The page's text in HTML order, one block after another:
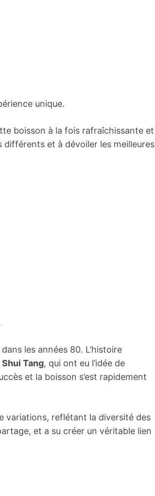
unique.
boisson à la fois rafraîchissante et
et à dévoiler les meilleures
dans les années 80. L’histoire
Tang, qui ont eu l’idée de
et la boisson s’est rapidement
variations, reflétant la diversité des
et a su créer un véritable lien